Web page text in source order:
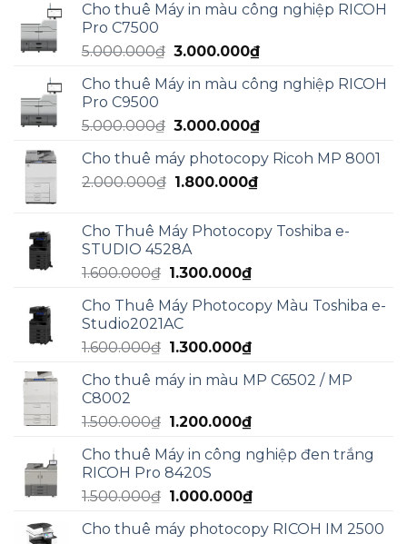
là:
tại
4.990.000₫.
Cho thuê Máy in màu công nghiệp RICOH
Pro C7500
5.000.000₫ Giá
là:
3.000.000₫Giá
tại
3.000.000₫.
Cho thuê Máy in màu công nghiệp RICOH
Pro C9500
5.000.000₫ Giá
là:
5.000.000₫.
3.000.000₫Giá
tại
Cho thuê máy photocopy Ricoh MP 8001
2.000.000₫ Giá
2.000.000₫.
1.800.000₫Giá
là:
Cho Thuê Máy Photocopy Toshiba e-
STUDIO 4528A
1.600.000₫ Giá
là:
1.600.000₫.
1.300.000₫Giá
tại
1.300.000₫.
Cho Thuê Máy Photocopy Màu Toshiba e-
Studio2021AC
1.600.000₫ Giá
là:
1.300.000₫Giá
tại
1.300.000₫.
Cho thuê máy in màu MP C6502 / MP
C8002
1.500.000₫ Giá
là:
1.500.000₫.
1.200.000₫Giá
tại
1.200.000₫.
Cho thuê Máy in công nghiệp đen trắng
RICOH Pro 8420S
1.500.000₫ Giá
là:
1.000.000₫Giá
tại
Cho thuê máy photocopy RICOH IM 2500